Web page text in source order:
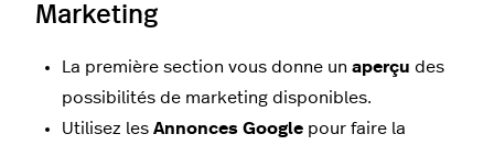
Marketing
La première section vous donne un aperçu des
possibilités de marketing disponibles.
Utilisez les Annonces Google pour faire la